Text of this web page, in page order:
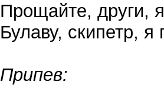
Прощайте, други,
Булаву, скипетр, я
Припев: